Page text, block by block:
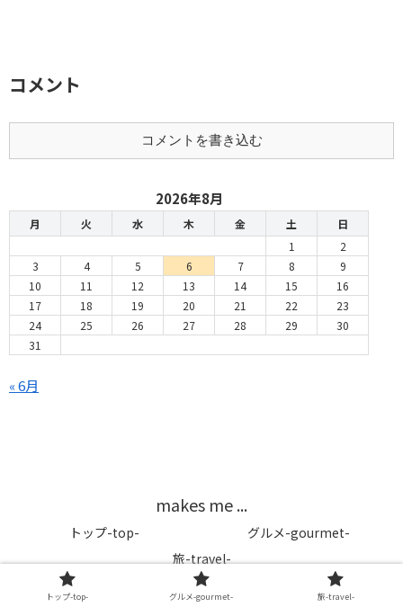
コメント
コメントを書き込む
2026年8月
月 火 水 木 金 土
日
1
2
3
4 5 6 7 8
9
10
11 12 13 14 15
16
17
18 19 20 21 22
23
24
25 26 27 28 29
30
31
« 6月
makes me ...
トップ-top-
グルメ-gourmet-
旅-travel-
© 2019 makes me ....
トップ-top- グルメ-gourmet- 旅-travel-